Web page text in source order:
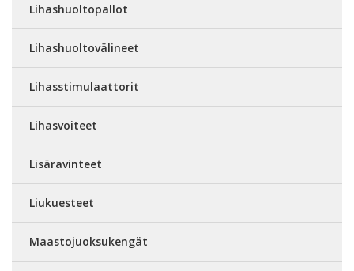
Lihashuoltopallot
Lihashuoltovälineet
Lihasstimulaattorit
Lihasvoiteet
Lisäravinteet
Liukuesteet
Maastojuoksukengät